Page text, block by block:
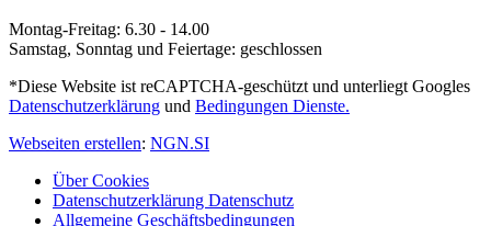
Montag-Freitag: 6.30 - 14.00
Samstag, Sonntag und Feiertage: geschlossen
*Diese Website ist reCAPTCHA-geschützt und unterliegt Googles
Datenschutzerklärung und Bedingungen Dienste.
Webseiten erstellen: NGN.SI
Über Cookies
Datenschutzerklärung Datenschutz
Allgemeine Geschäftsbedingungen